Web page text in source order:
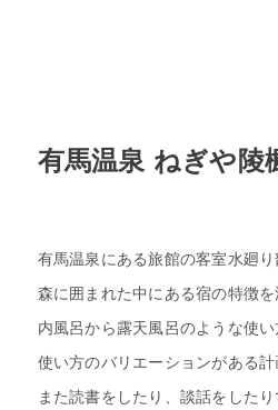
有馬温泉 ねぎや陵
有馬温泉にある旅館の客室水廻り
森に囲まれた中にある宿の特徴
内風呂から露天風呂のような使
使い方のバリエーションがある計
また読書をしたり、談話をした